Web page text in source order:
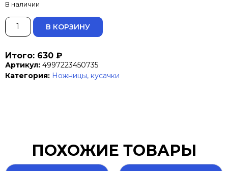
В наличии
В КОРЗИНУ ALTERNATIVE:
Итого: 630 ₽
Артикул: 4997223450735
Категория: Ножницы, кусачки
ПОХОЖИЕ ТОВАРЫ